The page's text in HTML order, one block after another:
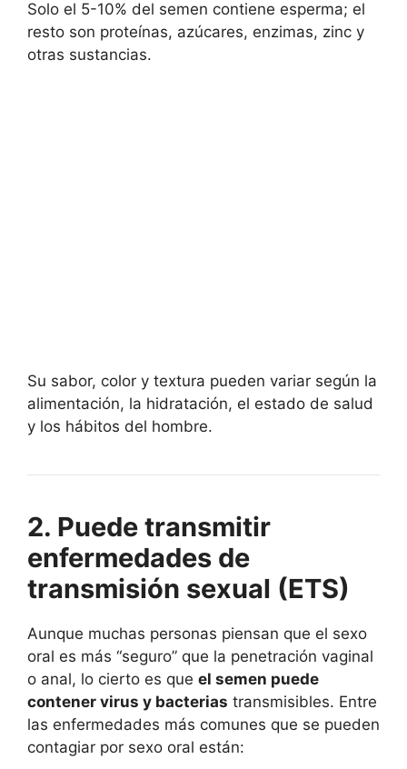
Solo el 5-10% del semen contiene esperma; el
resto son proteínas, azúcares, enzimas, zinc y
otras sustancias.
Su sabor, color y textura pueden variar según la
alimentación, la hidratación, el estado de salud
y los hábitos del hombre.
2. Puede transmitir
enfermedades de
transmisión sexual (ETS)
Aunque muchas personas piensan que el sexo
oral es más “seguro” que la penetración vaginal
o anal, lo cierto es que el semen puede
contener virus y bacterias transmisibles. Entre
las enfermedades más comunes que se pueden
contagiar por sexo oral están: